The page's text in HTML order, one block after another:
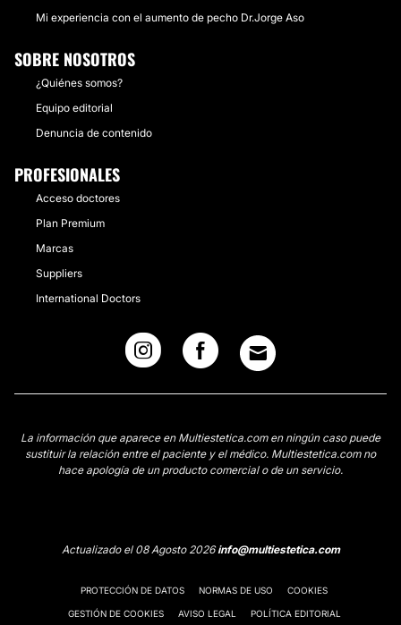
Mi experiencia con el aumento de pecho Dr.Jorge Aso
SOBRE NOSOTROS
¿Quiénes somos?
Equipo editorial
Denuncia de contenido
PROFESIONALES
Acceso doctores
Plan Premium
Marcas
Suppliers
International Doctors
La información que aparece en Multiestetica.com en ningún caso puede
sustituir la relación entre el paciente y el médico. Multiestetica.com no
hace apología de un producto comercial o de un servicio.
Actualizado el 08 Agosto 2026info@multiestetica.com
PROTECCIÓN DE DATOS NORMAS DE USO COOKIES
GESTIÓN DE COOKIES AVISO LEGAL POLÍTICA EDITORIAL